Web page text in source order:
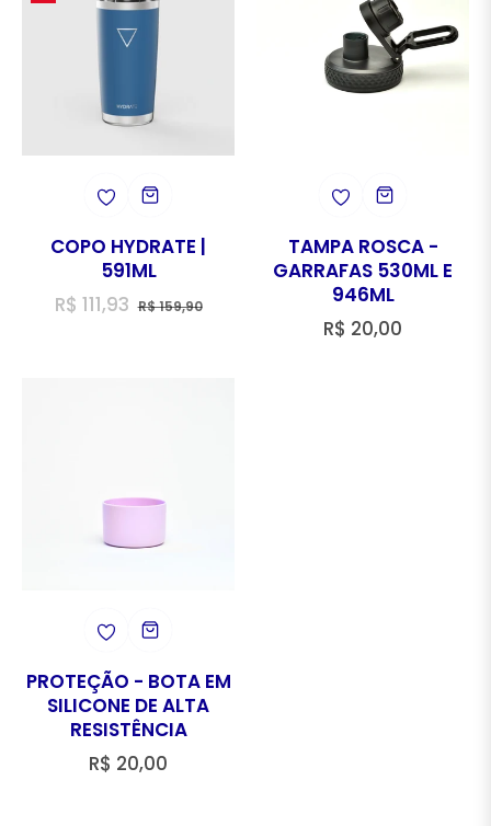
COPO HYDRATE |
591ML
Preço
R$ 111,93 R$ 159,90Preço
TAMPA ROSCA -
GARRAFAS 530ML E
946ML
Preço
R$ 20,00
PROTEÇÃO - BOTA EM
SILICONE DE ALTA
RESISTÊNCIA
Preço
R$ 20,00